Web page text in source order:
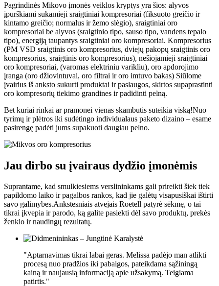
Pagrindinės Mikovo įmonės veiklos kryptys yra šios: alyvos
įpurškiami sukamieji sraigtiniai kompresoriai (fiksuoto greičio ir
kintamo greičio; normalus ir žemo slėgio), sraigtiniai oro
kompresoriai be alyvos (sraigtinio tipo, sauso tipo, vandens tepalo
tipo), energiją taupantys sraigtiniai oro kompresoriai. Kompresorius
(PM VSD sraigtinis oro kompresorius, dviejų pakopų sraigtinis oro
kompresorius, sraigtinis oro kompresorius), nešiojamieji sraigtiniai
oro kompresoriai, (varomas elektriniu varikliu), oro apdorojimo
įranga (oro džiovintuvai, oro filtrai ir oro imtuvo bakas) Siūlome
įvairius iš anksto sukurti produktai ir paslaugos, skirtos supaprastinti
oro kompresorių tiekimo grandines ir padidinti pelną.
Bet kuriai rinkai ar pramonei vienas skambutis suteikia viską!Nuo
tyrimų ir plėtros iki sudėtingo individualaus paketo dizaino – esame
pasirengę padėti jums supakuoti daugiau pelno.
Jau dirbo su įvairaus dydžio įmonėmis
Suprantame, kad smulkiesiems verslininkams gali prireikti šiek tiek
papildomo laiko ir pagalbos rankos, kad jie galėtų visapusiškai ištirti
savo galimybes.Ankstesniais atvejais Roetell patyrė sėkmę, o tai
tikrai įkvepia ir parodo, ką galite pasiekti dėl savo produktų, prekės
ženklo ir naudingų rezultatų.
"Aptarnavimas tikrai labai geras. Melissa padėjo man atlikti
procesą nuo pradžios iki pabaigos, pateikdama sąžiningą
kainą ir naujausią informaciją apie užsakymą. Teigiama
patirtis."